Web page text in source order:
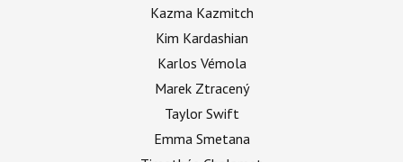
Kazma Kazmitch
Kim Kardashian
Karlos Vémola
Marek Ztracený
Taylor Swift
Emma Smetana